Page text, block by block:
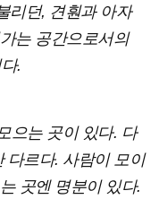
리던, 견훤과 아자
는 공간으로서의
.
으는 곳이 있다. 다
다르다. 사람이 모이
곳엔 명분이 있다.